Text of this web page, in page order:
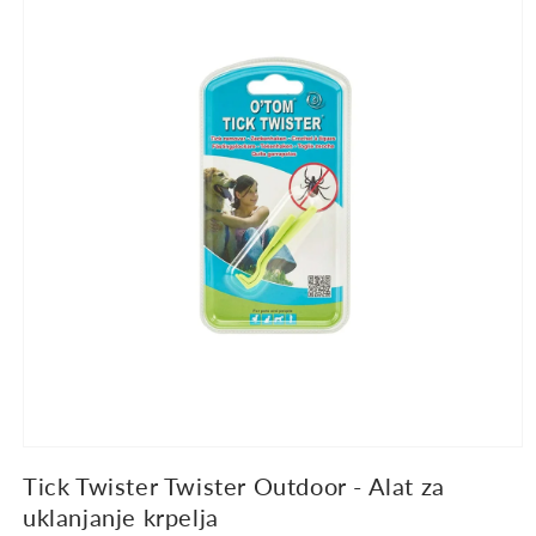
Tick Twister Twister Outdoor - Alat za
uklanjanje krpelja